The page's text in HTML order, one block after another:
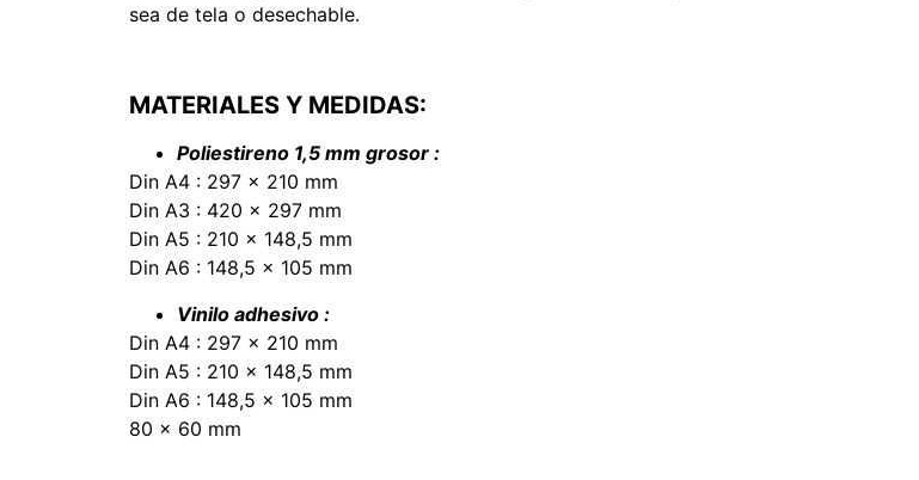
sea de tela o desechable.
MATERIALES Y MEDIDAS:
Poliestireno 1,5 mm grosor :
Din A4 : 297 x 210 mm
Din A3 : 420 x 297 mm
Din A5 : 210 x 148,5 mm
Din A6 : 148,5 x 105 mm
Vinilo adhesivo :
Din A4 : 297 x 210 mm
Din A5 : 210 x 148,5 mm
Din A6 : 148,5 x 105 mm
80 x 60 mm